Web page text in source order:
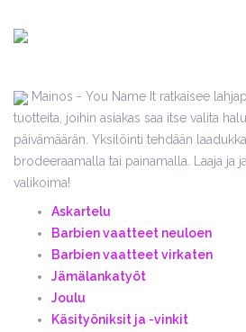
Mainos - You Name It ratkaisee
tuotteita, joihin asiakas saa itse valita
päivämäärän. Yksilöinti tehdään
brodeeraamalla tai painamalla. Laaja ja
valikoima!
Askartelu
Barbien vaatteet neuloen
Barbien vaatteet virkaten
Jämälankatyöt
Joulu
Käsityöniksit ja -vinkit